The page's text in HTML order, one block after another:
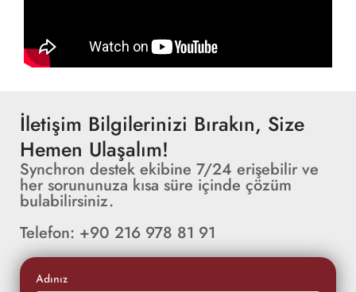
İletişim Bilgilerinizi Bırakın, Size
Hemen Ulaşalım!
Synchron destek ekibine 7/24 erişebilir ve
her sorununuza kısa süre içinde çözüm
bulabilirsiniz.
Telefon: +90 216 978 81 91
Adınız